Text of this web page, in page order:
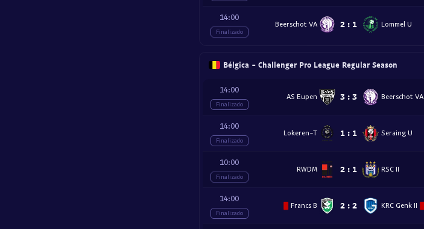
14:00
Finalizado
Beerschot VA 2 : 1 Lommel U
Bélgica - Challenger Pro League Regular Season
14:00
Finalizado
AS Eupen 3 : 3 Beerschot VA
14:00
Finalizado
Lokeren-T 1 : 1 Seraing U
10:00
Finalizado
RWDM 2 : 1 RSC II
14:00
Finalizado
Francs B 2 : 2 KRC Genk II